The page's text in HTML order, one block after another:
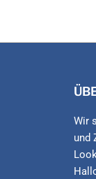
Wir
und